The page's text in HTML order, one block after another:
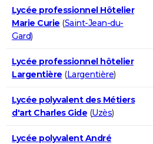
Lycée professionnel Hôtelier
Marie Curie (Saint-Jean-du-
Gard)
Lycée professionnel hôtelier
Largentière (Largentière)
Lycée polyvalent des Métiers
d'art Charles Gide (Uzès)
Lycée polyvalent André